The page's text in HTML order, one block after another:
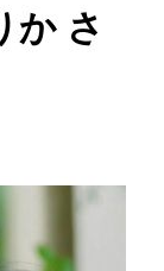
か さ